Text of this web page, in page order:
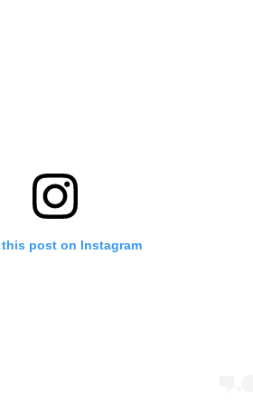
this post on Instagram